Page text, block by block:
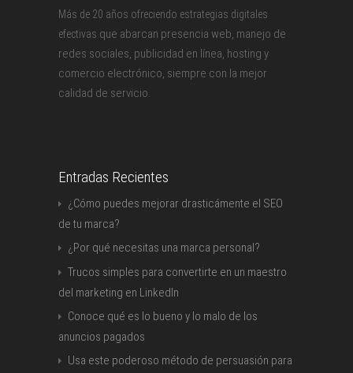
Más de 20 años ofreciendo estrategias digitales
efectivas que abarcan presencia web, manejo de
redes sociales, publicidad en línea, hosting y
comercio electrónico, siempre con la mejor
calidad de servicio.
Entradas Recientes
¿Cómo puedes mejorar drasticámente el SEO
de tu marca?
¿Por qué necesitas una marca personal?
Trucos simples para convertirte en un maestro
del marketing en LinkedIn
Conoce qué es lo bueno y lo malo de los
anuncios pagados
Usa este poderoso método de persuasión para